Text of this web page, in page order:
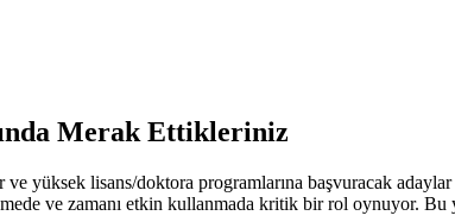
Merak Ettikleriniz
lisans/doktora programlarına başvuracak adaylar
ve zamanı etkin kullanmada kritik bir rol oynuyor. Bu